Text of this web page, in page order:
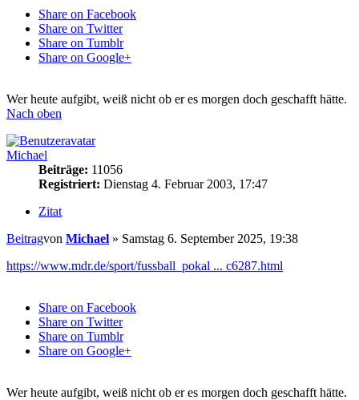
Share on Facebook
Share on Twitter
Share on Tumblr
Share on Google+
Wer heute aufgibt, weiß nicht ob er es morgen doch geschafft hätte.
Nach oben
Michael
Beiträge: 11056
Registriert: Dienstag 4. Februar 2003, 17:47
Zitat
Beitragvon Michael » Samstag 6. September 2025, 19:38
https://www.mdr.de/sport/fussball_pokal ... c6287.html
Share on Facebook
Share on Twitter
Share on Tumblr
Share on Google+
Wer heute aufgibt, weiß nicht ob er es morgen doch geschafft hätte.